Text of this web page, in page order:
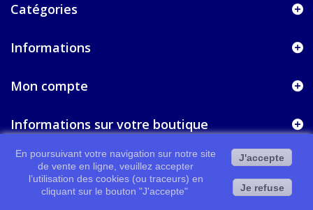
Catégories
Informations
Mon compte
Informations sur votre boutique
En poursuivant votre navigation sur notre site
de vente en ligne, veuillez accepter
l’utilisation des cookies (ou traceurs) en
cliquant sur le bouton "J'accepte"
J'accepte
Je refuse